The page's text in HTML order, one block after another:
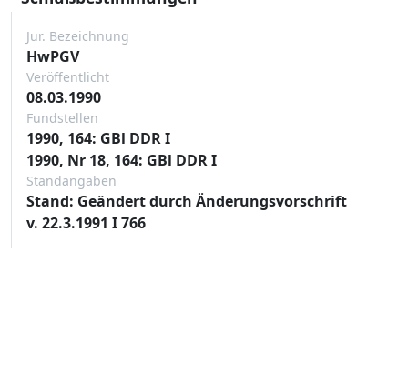
Jur. Bezeichnung
HwPGV
Veröffentlicht
08.03.1990
Fundstellen
1990, 164: GBl DDR I
1990, Nr 18, 164: GBl DDR I
Standangaben
Stand: Geändert durch Änderungsvorschrift
v. 22.3.1991 I 766